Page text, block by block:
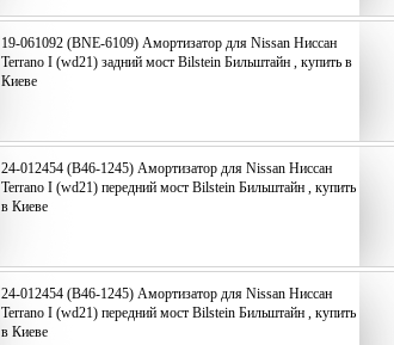
19-061092 (BNE-6109) Амортизатор для Nissan Ниссан
Terrano I (wd21) задний мост Bilstein Бильштайн , купить в
Киеве
24-012454 (B46-1245) Амортизатор для Nissan Ниссан
Terrano I (wd21) передний мост Bilstein Бильштайн , купить
в Киеве
24-012454 (B46-1245) Амортизатор для Nissan Ниссан
Terrano I (wd21) передний мост Bilstein Бильштайн , купить
в Киеве